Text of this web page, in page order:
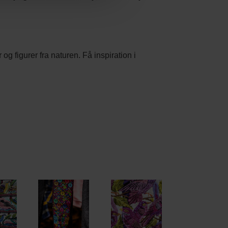
figurer fra naturen. Få inspiration i